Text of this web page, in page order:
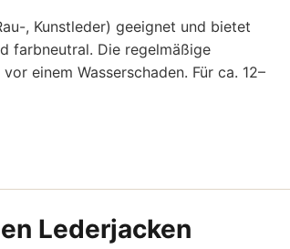
, Kunstleder) geeignet und bietet
farbneutral. Die regelmäßige
einem Wasserschaden. Für ca. 12–
Lederjacken